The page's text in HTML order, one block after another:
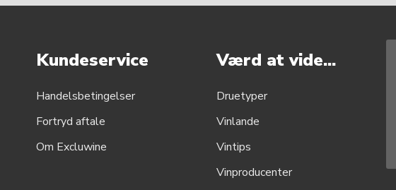
Kundeservice
Handelsbetingelser
Fortryd aftale
Om Excluwine
Værd at vide...
Druetyper
Vinlande
Vintips
Vinproducenter